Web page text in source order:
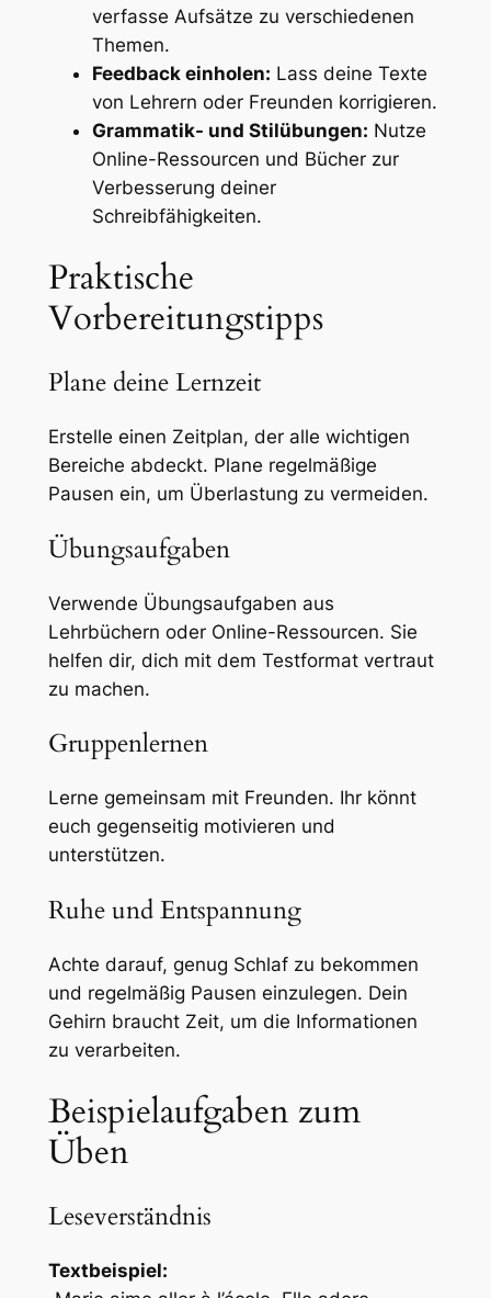
verfasse Aufsätze zu verschiedenen
Themen.
Feedback einholen: Lass deine Texte
von Lehrern oder Freunden korrigieren.
Grammatik- und Stilübungen: Nutze
Online-Ressourcen und Bücher zur
Verbesserung deiner
Schreibfähigkeiten.
Praktische
Vorbereitungstipps
Plane deine Lernzeit
Erstelle einen Zeitplan, der alle wichtigen
Bereiche abdeckt. Plane regelmäßige
Pausen ein, um Überlastung zu vermeiden.
Übungsaufgaben
Verwende Übungsaufgaben aus
Lehrbüchern oder Online-Ressourcen. Sie
helfen dir, dich mit dem Testformat vertraut
zu machen.
Gruppenlernen
Lerne gemeinsam mit Freunden. Ihr könnt
euch gegenseitig motivieren und
unterstützen.
Ruhe und Entspannung
Achte darauf, genug Schlaf zu bekommen
und regelmäßig Pausen einzulegen. Dein
Gehirn braucht Zeit, um die Informationen
zu verarbeiten.
Beispielaufgaben zum
Üben
Leseverständnis
Textbeispiel: